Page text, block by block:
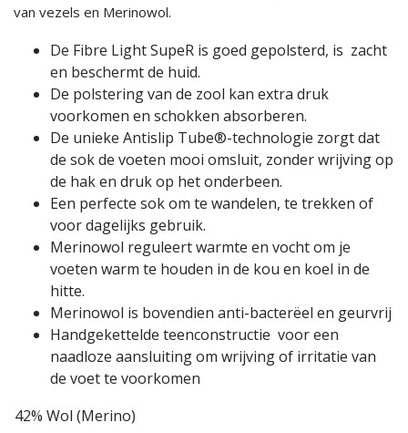
van vezels en Merinowol.
De Fibre Light SupeR is goed gepolsterd, is zacht
en beschermt de huid.
De polstering van de zool kan extra druk
voorkomen en schokken absorberen.
De unieke Antislip Tube®-technologie zorgt dat
de sok de voeten mooi omsluit, zonder wrijving op
de hak en druk op het onderbeen.
Een perfecte sok om te wandelen, te trekken of
voor dagelijks gebruik.
Merinowol reguleert warmte en vocht om je
voeten warm te houden in de kou en koel in de
hitte.
Merinowol is bovendien anti-bacterëel en geurvrij
Handgekettelde teenconstructie voor een
naadloze aansluiting om wrijving of irritatie van
de voet te voorkomen
42% Wol (Merino)